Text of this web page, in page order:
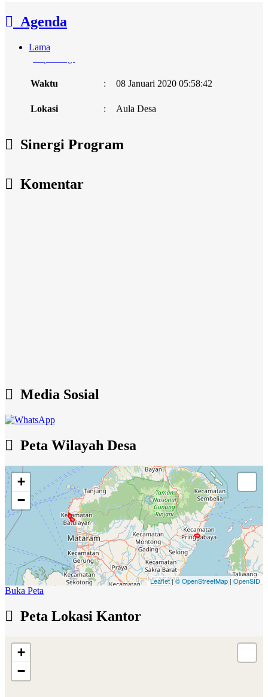
Agenda
Lama
Rapat Lagi
Agenda
Sinergi Program
Komentar
Media Sosial
Peta Wilayah Desa
+
−
Leaflet|© OpenStreetMap | OpenSID
Buka Peta
Peta Lokasi Kantor
+
−